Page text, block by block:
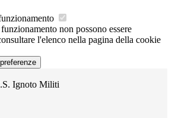
non possono essere
l'elenco nella pagina della cookie
Ignoto Militi